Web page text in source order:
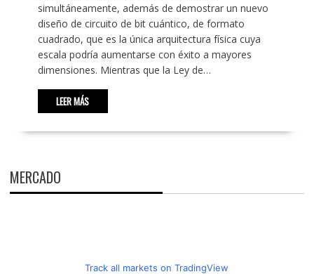
simultáneamente, además de demostrar un nuevo
diseño de circuito de bit cuántico, de formato
cuadrado, que es la única arquitectura física cuya
escala podría aumentarse con éxito a mayores
dimensiones. Mientras que la Ley de…
LEER MÁS
MERCADO
Track all markets on TradingView